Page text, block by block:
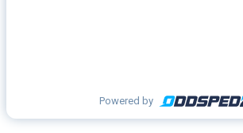
Powered by